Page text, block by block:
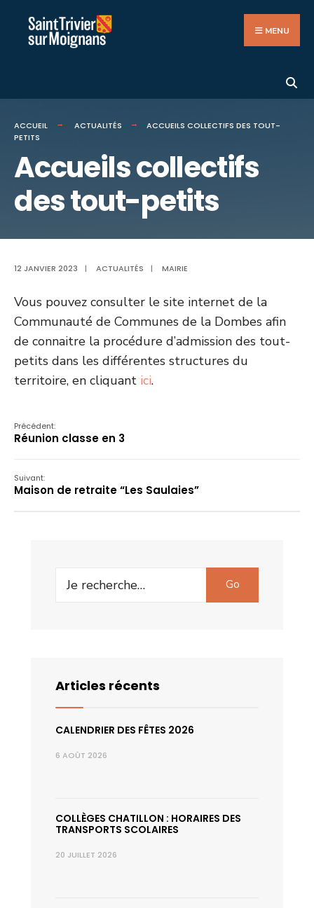
Aller
MENU
ACCUEIL ACTUALITÉS
ACCUEILS COLLECTIFS DES TOUT-
PETITS
Accueils collectifs
des tout-petits
12 JANVIER 2023 | ACTUALITÉS | MAIRIE
Vous pouvez consulter le site internet de la
Communauté de Communes de la Dombes afin
de connaitre la procédure d’admission des tout-
petits dans les différentes structures du
territoire, en cliquant ici.
Précédent:
Réunion classe en 3
Suivant:
Maison de retraite “Les Saulaies”
Search
Go
Articles récents
CALENDRIER DES FÊTES 2026
6 AOÛT 2026
COLLÈGES CHATILLON : HORAIRES DES
TRANSPORTS SCOLAIRES
20 JUILLET 2026
for: